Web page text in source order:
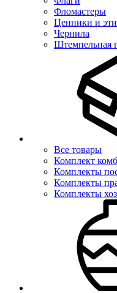
Фломастеры
Ценники и
Чернила
Штемпельная
Все товары
Комплект
Комплекты
Комплекты
Комплекты